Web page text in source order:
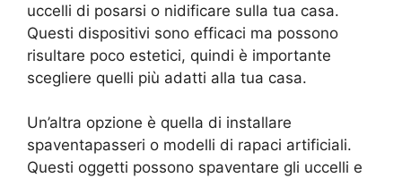
uccelli di posarsi o nidificare sulla tua casa.
Questi dispositivi sono efficaci ma possono
risultare poco estetici, quindi è importante
scegliere quelli più adatti alla tua casa.
Un’altra opzione è quella di installare
spaventapasseri o modelli di rapaci artificiali.
Questi oggetti possono spaventare gli uccelli e